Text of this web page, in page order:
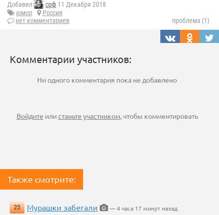
Добавил срф 11 Декабря 2018
юмор
Россия
нет комментариев
проблема (1)
Комментарии участников:
Ни одного комментария пока не добавлено
Войдите илистаньте участником, чтобы комментировать
Также смотрите:
25 Мурашки забегали
— 4 часа 17 минут назад